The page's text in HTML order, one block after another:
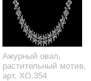
Ажурный овал,
растительный мотив,
арт. XO.354